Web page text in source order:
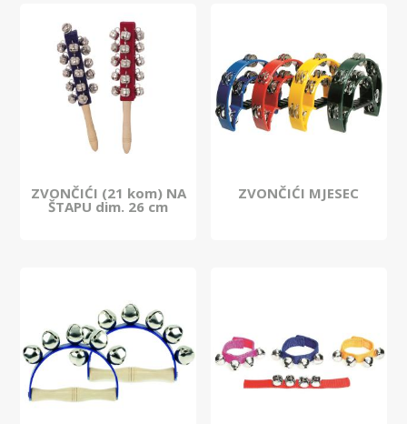
ZVONČIĆI (21 kom) NA
ŠTAPU dim. 26 cm
ZVONČIĆI MJESEC